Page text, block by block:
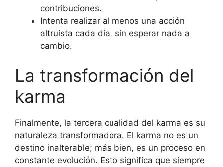
contribuciones.
Intenta realizar al menos una acción
altruista cada día, sin esperar nada a
cambio.
La transformación del
karma
Finalmente, la tercera cualidad del karma es su
naturaleza transformadora. El karma no es un
destino inalterable; más bien, es un proceso en
constante evolución. Esto significa que siempre